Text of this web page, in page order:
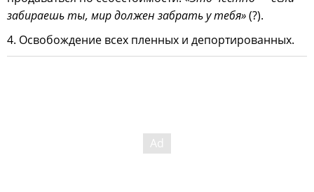
забираешь ты, мир должен забрать у тебя»(?).
4. Освобождение всех пленных и депортированных.